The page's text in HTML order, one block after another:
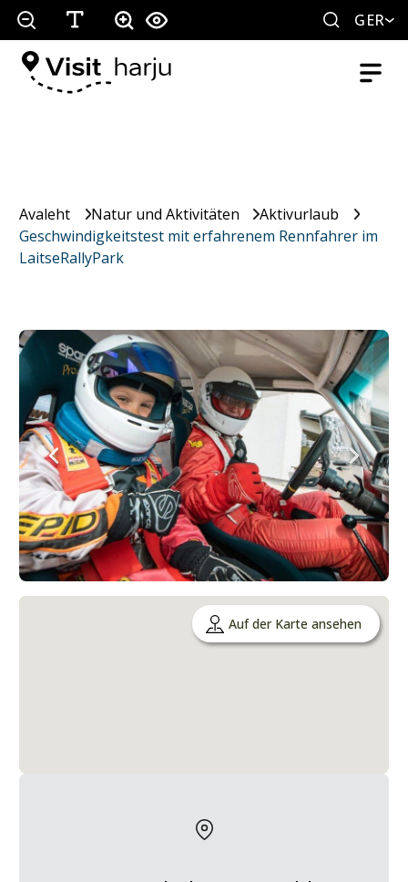
GER
Avaleht Natur und Aktivitäten
Aktivurlaub
Geschwindigkeitstest mit erfahrenem Rennfahrer im
LaitseRallyPark
Auf der Karte ansehen